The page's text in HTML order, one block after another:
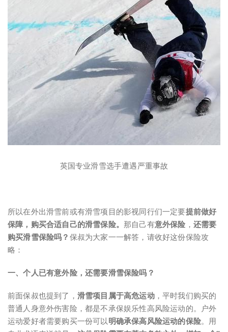
英国专业滑雪选手遭遇严重事故
所以在外出滑雪前或有滑雪项目的影视同行们一定要提前做好
保障，购买合适自己的滑雪保险。 那自己有意外保险 ， 还需要
购买滑雪保险吗？ 保叔为大家一一解答，请收好这份保险攻
略：
一、个人已有意外险，还需要滑雪保险吗？
前面保叔也提到了， 滑雪项目属于高危运动，平时我们购买的
普通人身意外伤害险，都是不承保娱乐性高风险运动的。户外
运动爱好者需要购买一份可以 明确承保高风险运动的保险。用